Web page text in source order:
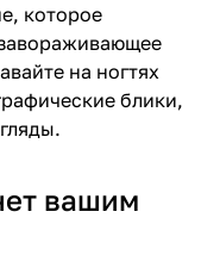
которое
на ногтях
блики,
вашим